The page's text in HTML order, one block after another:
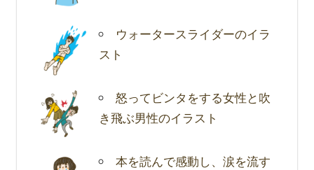
ウォータースライダーのイラ
スト
怒ってビンタをする女性と吹
き飛ぶ男性のイラスト
本を読んで感動し、涙を流す